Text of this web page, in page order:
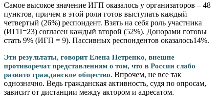
Самое высокое значение ИГП оказалось у организаторов – 48
пунктов, причем в этой роли готов выступать каждый
четвертый (26%) респондент. Взять на себя роль участника
(ИГП=23) согласен каждый второй (52%). Донорами готовы
стать 9% (ИГП = 9). Пассивных респондентов оказалось14%.
Эти результаты, говорит Елена Петренко, внешне
противоречат представлениям о том, что в России слабо
развито гражданское общество. Впрочем, не все так
однозначно. Ведь гражданская активность, судя по опросам,
зависит от дистанции между актором и адресатом.